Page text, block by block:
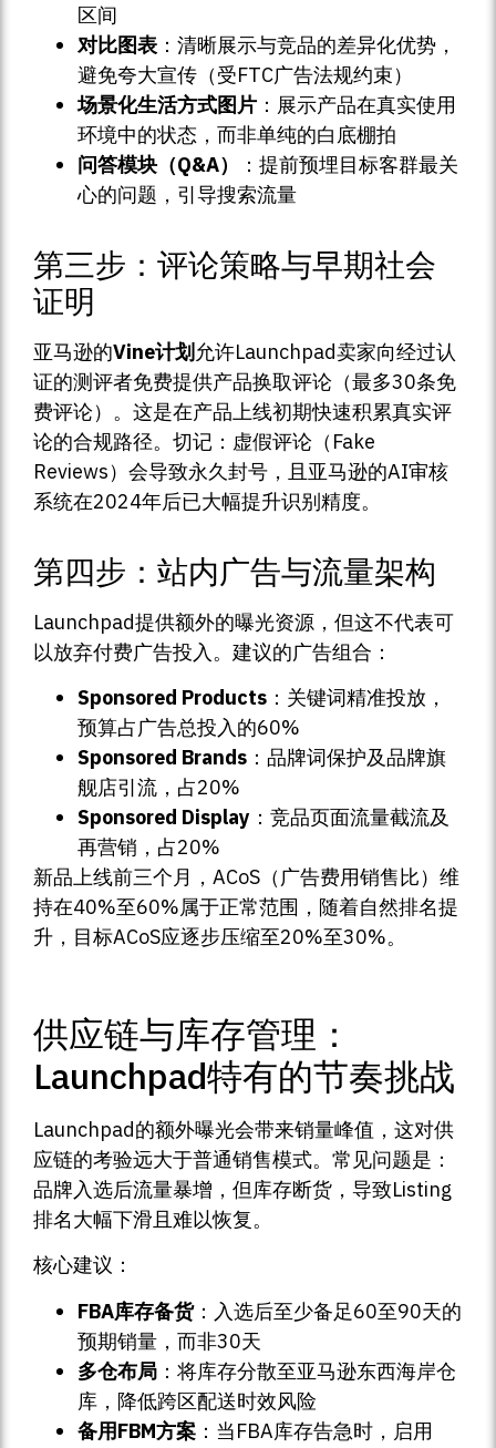
区间
对比图表 ：清晰展示与竞品的差异化优势，
避免夸大宣传（受FTC广告法规约束）
场景化生活方式图片 ：展示产品在真实使用
环境中的状态，而非单纯的白底棚拍
问答模块（Q&A）
：提前预埋目标客群最关
心的问题，引导搜索流量
第三步：评论策略与早期社会
证明
亚马逊的Vine计划 允许Launchpad卖家向经过认
证的测评者免费提供产品换取评论（最多30条免
费评论）。这是在产品上线初期快速积累真实评
论的合规路径。切记：虚假评论（Fake
Reviews）会导致永久封号，且亚马逊的AI审核
系统在2024年后已大幅提升识别精度。
第四步：站内广告与流量架构
Launchpad提供额外的曝光资源，但这不代表可
以放弃付费广告投入。建议的广告组合：
Sponsored Products ：关键词精准投放，
预算占广告总投入的60%
Sponsored Brands ：品牌词保护及品牌旗
舰店引流，占20%
Sponsored Display ：竞品页面流量截流及
再营销，占20%
新品上线前三个月，ACoS（广告费用销售比）维
持在40%至60%属于正常范围，随着自然排名提
升，目标ACoS应逐步压缩至20%至30%。
供应链与库存管理：
Launchpad特有的节奏挑战
Launchpad的额外曝光会带来销量峰值，这对供
应链的考验远大于普通销售模式。常见问题是：
品牌入选后流量暴增，但库存断货，导致Listing
排名大幅下滑且难以恢复。
核心建议：
FBA库存备货：入选后至少备足60至90天的
预期销量，而非30天
多仓布局 ：将库存分散至亚马逊东西海岸仓
库，降低跨区配送时效风险
备用FBM方案 ：当FBA库存告急时，启用